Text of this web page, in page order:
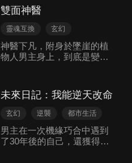
天道法則，終結掠奪，卻失
去修爲。十年後，萬界試煉
開啓，他與蘇靜攜手踏上更
高舞臺。
夢蕾的刁難羞辱。深愛她的
四位男主接踵來到地球守護
她，分別是豪門繼承人厲
林柏。趙家母女不斷設計陷
害，刻意讓簡淺在眾人面前
厲塵請來孔凡救治才得以好
轉。敵人仍不肯罷休，逼她
去公司做清潔工，卻意外讓
她被星探發掘，獲得和林柏
合作拍戲的機會。此後陷害
層層升級，簡淺深陷家庭矛
雙面神醫
靈魂互換
玄幻
現代言情
神醫下凡，附身於墜崖的植
物人男主身上，到底是變成
主，雙面神醫能否化險為
夷，故事離奇有趣……
未來日記：我能逆天改命
玄幻 逆襲 都市生活
男主在一次機緣巧合中遇到
了30年後的自己，還獲得了